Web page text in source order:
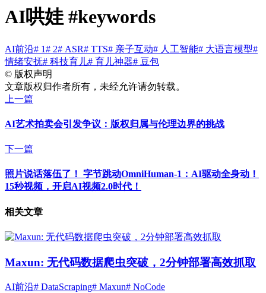
AI哄娃 #keywords
AI前沿# 1# 2# ASR# TTS# 亲子互动# 人工智能# 大语言模型#
情绪安抚# 科技育儿# 育儿神器# 豆包
© 版权声明
文章版权归作者所有，未经允许请勿转载。
上一篇
AI艺术拍卖会引发争议：版权归属与伦理边界的挑战
下一篇
照片说话落伍了！ 字节跳动OmniHuman-1：AI驱动全身动！
15秒视频，开启AI视频2.0时代！
相关文章
Maxun: 无代码数据爬虫突破，2分钟部署高效抓取
AI前沿# DataScraping# Maxun# NoCode